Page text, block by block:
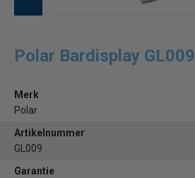
Polar Bardisplay GL009
Merk
Polar
Artikelnummer
GL009
Garantie